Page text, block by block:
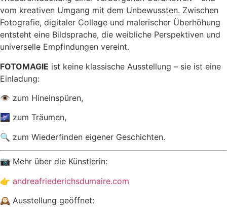
vom kreativen Umgang mit dem Unbewussten. Zwischen
Fotografie, digitaler Collage und malerischer Überhöhung
entsteht eine Bildsprache, die weibliche Perspektiven und
universelle Empfindungen vereint.
FOTOMAGIE ist keine klassische Ausstellung – sie ist eine
Einladung:
👁 zum Hineinspüren,
🌌 zum Träumen,
🔍 zum Wiederfinden eigener Geschichten.
📷 Mehr über die Künstlerin:
👉 andreafriederichsdumaire.com
🕰 Ausstellung geöffnet: